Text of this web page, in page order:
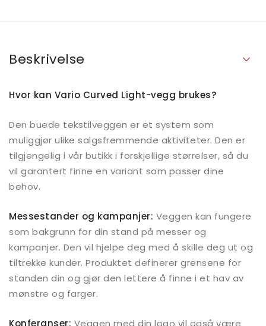
Beskrivelse
Hvor kan Vario Curved Light-vegg brukes?
Den buede tekstilveggen er et system som
muliggjør ulike salgsfremmende aktiviteter. Den er
tilgjengelig i vår butikk i forskjellige størrelser, så du
vil garantert finne en variant som passer dine
behov.
Messestander og kampanjer: Veggen kan fungere
som bakgrunn for din stand på messer og
kampanjer. Den vil hjelpe deg med å skille deg ut og
tiltrekke kunder. Produktet definerer grensene for
standen din og gjør den lettere å finne i et hav av
mønstre og farger.
Konferanser: Veggen med din logo vil også være